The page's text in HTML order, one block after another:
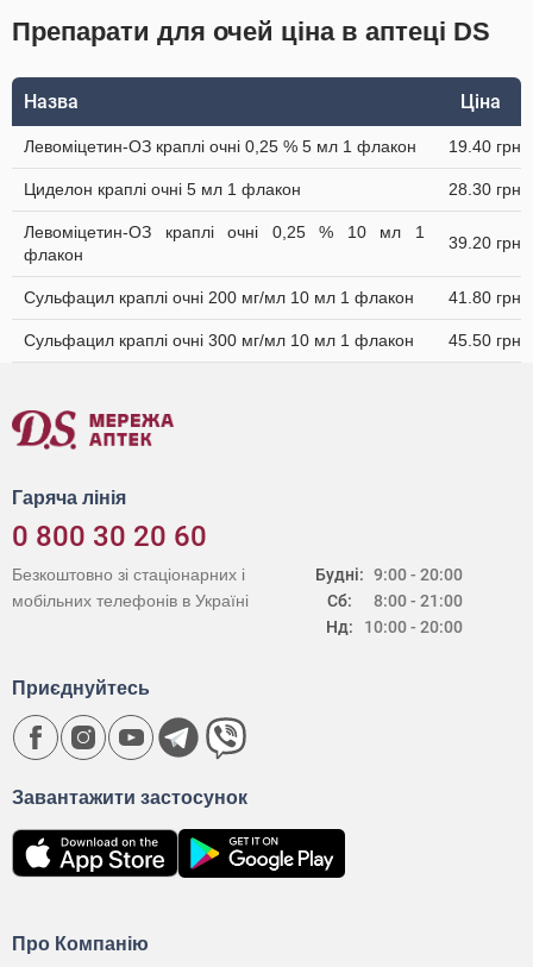
Препарати для очей ціна в аптеці DS
Назва Ціна
Левоміцетин-ОЗ краплі очні 0,25 % 5 мл 1 флакон 19.40 грн
Циделон краплі очні 5 мл 1 флакон 28.30 грн
Левоміцетин-ОЗ краплі очні 0,25 % 10 мл 1
флакон
39.20 грн
Сульфацил краплі очні 200 мг/мл 10 мл 1 флакон 41.80 грн
Сульфацил краплі очні 300 мг/мл 10 мл 1 флакон 45.50 грн
Гаряча лінія
0 800 30 20 60
Будні:
Сб:
Нд:
9:00 - 20:00
8:00 - 21:00
10:00 - 20:00
Безкоштовно зі стаціонарних і
мобільних телефонів в Україні
Про Компанію
Завантажити застосунок
Приєднуйтесь